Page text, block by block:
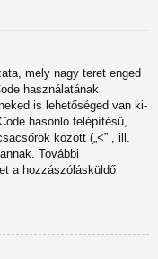
mely nagy teret enged
használatának
is lehetőséged van ki-
hasonló felépítésű,
között („<” , ill.
További
a hozzászólásküldő